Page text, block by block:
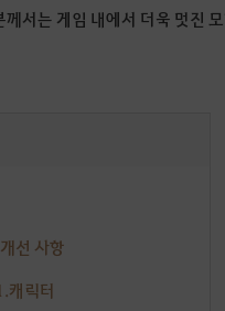
께서는 게임 내에서 더욱 멋진
선 사항
캐릭터